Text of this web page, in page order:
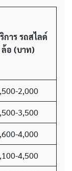
การ รถสไลด์
ล้อ (บาท)
2,000
3,500
4,000
4,500